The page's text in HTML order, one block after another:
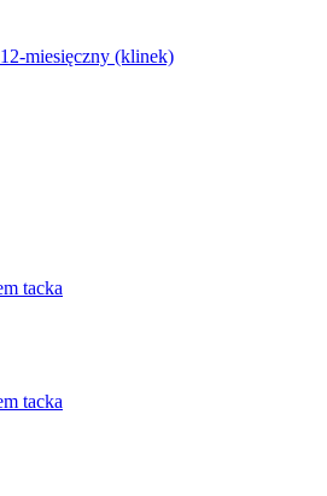
miesięczny (klinek)
tacka
tacka